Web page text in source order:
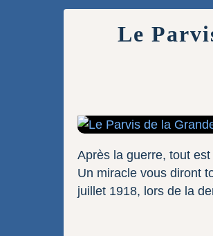
Le
Après la guerre, tout
Un miracle vous diront
juillet 1918, lors de la